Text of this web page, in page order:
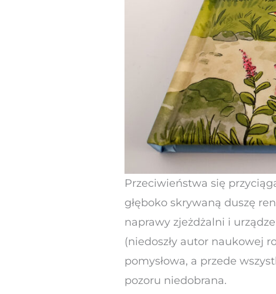
Przeciwieństwa się
głęboko skrywaną duszę
naprawy zjeżdżalni i
(niedoszły autor naukowej
pomysłowa, a przede
pozoru niedobrana.